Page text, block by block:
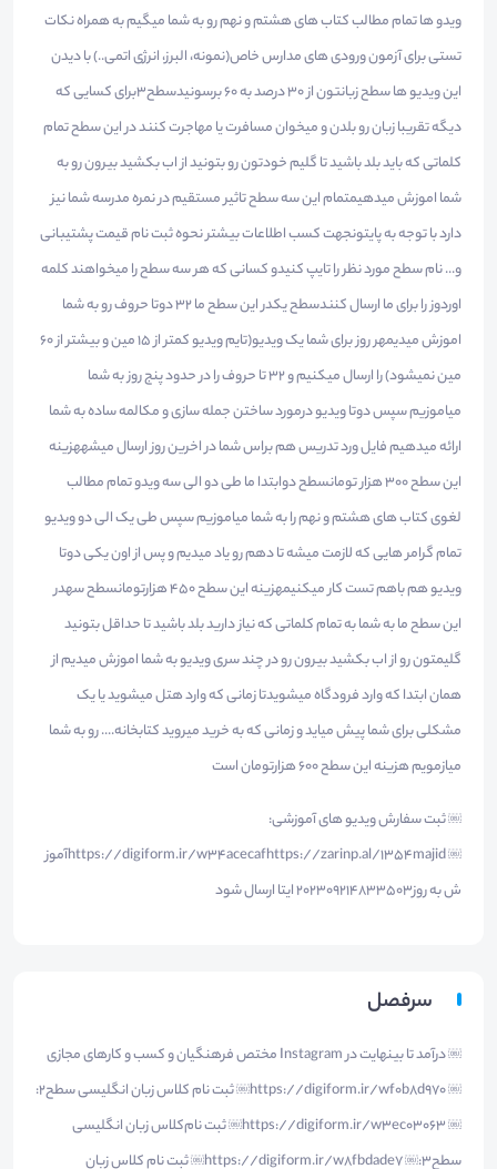
ویدو ها تمام مطالب کتاب های هشتم و نهم رو به شما میگیم به همراه نکات
تستی برای آزمون ورودی های مدارس خاص(نمونه، البرز، انرژی اتمی..) با دیدن
این ویدیو ها سطح زبانتون از ۳٠ درصد به ۶٠ برسونیدسطح3برای کسایی که
دیگه تقریبا زبان رو بلدن و میخوان مسافرت یا مهاجرت کنند در این سطح تمام
کلماتی که باید بلد باشید تا گلیم خودتون رو بتونید از اب بکشید بیرون رو به
شما اموزش میدهیمتمام این سه سطح تاثیر مستقیم در نمره مدرسه شما نیز
دارد با توجه به پایتونجهت کسب اطلاعات بیشتر نحوه ثبت نام قیمت پشتیبانی
و... نام سطح مورد نظر را تایپ کنیدو کسانی که هر سه سطح را میخواهند کلمه
اوردوز را برای ما ارسال کنندسطح یکدر این سطح ما ۳۲ دوتا حروف رو به شما
اموزش میدیمهر روز برای شما یک ویدیو(تایم ویدیو کمتر از ۱۵ مین و بیشتر از ۶٠
مین نمیشود) را ارسال میکنیم و ۳۲ تا حروف را در حدود پنج روز به شما
میاموزیم سپس دوتا ویدیو درمورد ساختن جمله سازی و مکالمه ساده به شما
ارائه میدهیم فایل ورد تدریس هم براس شما در اخرین روز ارسال میشههزینه
این سطح ۳٠٠ هزار تومانسطح دوابتدا ما طی دو الی سه ویدو تمام مطالب
لغوی کتاب های هشتم و نهم را به شما میاموزیم سپس طی یک الی دو ویدیو
تمام گرامر هایی که لازمت میشه تا دهم رو یاد میدیم و پس از اون یکی دوتا
ویدیو هم باهم تست کار میکنیمهزینه این سطح ۴۵٠ هزارتومانسطح سهدر
این سطح ما به شما به تمام کلماتی که نیاز دارید بلد باشید تا حداقل بتونید
گلیمتون رو از اب بکشید بیرون رو در چند سری ویدیو به شما اموزش میدیم از
همان ابتدا که وارد فرودگاه میشویدتا زمانی که وارد هتل میشوید یا یک
مشکلی برای شما پیش میاید و زمانی که به خرید میروید کتابخانه.... رو به شما
میازمویم هزینه این سطح ۶٠٠ هزارتومان است
￼ ثبت سفارش ویدیو های آموزشی:
￼ https://digiform.ir/w34acecafhttps://zarinp.al/1354majidآموز
ش به روز2023۰۹۲۱۴۸۳۳۵۰۳ ایتا ارسال شود
سرفصل
￼ درآمد تا بینهایت در Instagram مختص فرهنگیان و کسب و کارهای مجازی
￼ https://digiform.ir/wf0b8d970￼ ثبت نام کلاس زبان انگلیسی سطح2:
￼ https://digiform.ir/w3ec03063￼ ثبت نام‌کلاس زبان انگلیسی
سطح3:￼ https://digiform.ir/w8fbdade7￼ ثبت نام کلاس زبان